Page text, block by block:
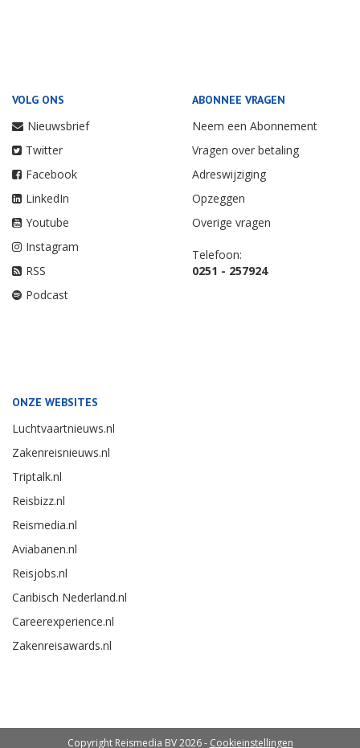
VOLG ONS
Nieuwsbrief
Twitter
Facebook
LinkedIn
Youtube
Instagram
RSS
Podcast
ABONNEE VRAGEN
Neem een Abonnement
Vragen over betaling
Adreswijziging
Opzeggen
Overige vragen
Telefoon:
0251 - 257924
ONZE WEBSITES
Luchtvaartnieuws.nl
Zakenreisnieuws.nl
Triptalk.nl
Reisbizz.nl
Reismedia.nl
Aviabanen.nl
Reisjobs.nl
Caribisch Nederland.nl
Careerexperience.nl
Zakenreisawards.nl
Copyright Reismedia BV 2026 - Cookieinstellingen